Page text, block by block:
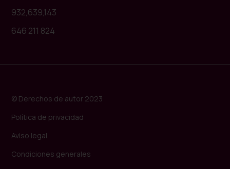
932,639,143
646 211 824
© Derechos de autor 2023
Política de privacidad
Aviso legal
Condiciones generales